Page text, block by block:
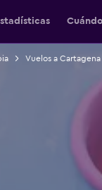
Vuelos a